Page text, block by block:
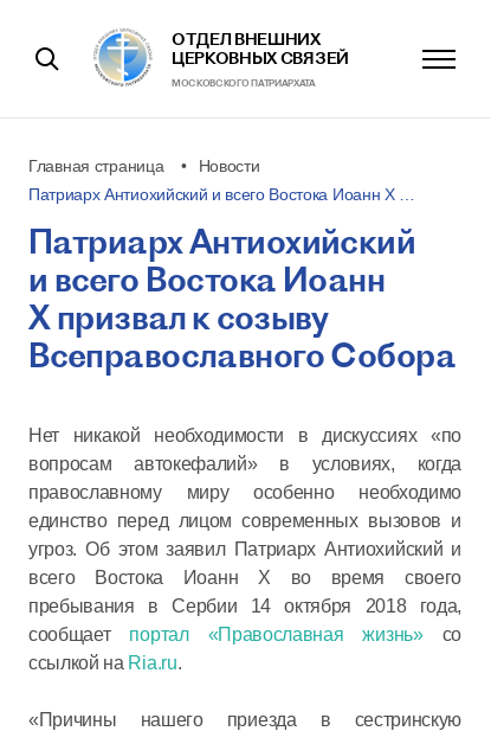
ОТДЕЛ ВНЕШНИХ
ЦЕРКОВНЫХ СВЯЗЕЙ
МОСКОВСКОГО ПАТРИАРХАТА
Главная страница
Новости
Патриарх Антиохийский и всего Востока Иоанн X …
Патриарх Антиохийский
и всего Востока Иоанн
X призвал к созыву
Всеправославного Собора
Нет никакой необходимости в дискуссиях «по
вопросам автокефалий» в условиях, когда
православному миру особенно необходимо
единство перед лицом современных вызовов и
угроз. Об этом заявил Патриарх Антиохийский и
всего Востока Иоанн X во время своего
пребывания в Сербии 14 октября 2018 года,
сообщает портал «Православная жизнь»со
ссылкой на Ria.ru.
«Причины нашего приезда в сестринскую